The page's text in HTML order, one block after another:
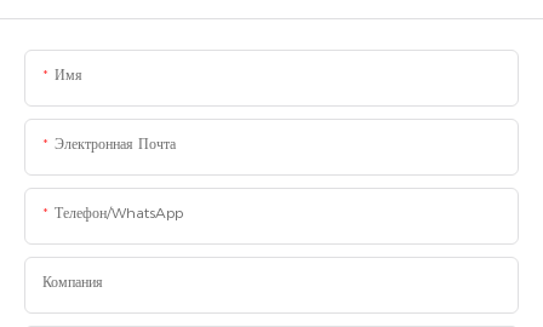
Имя
Электронная Почта
Телефон/WhatsApp
Компания